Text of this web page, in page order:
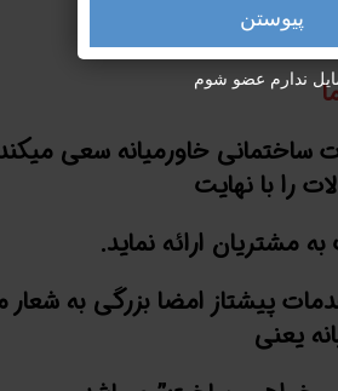
ساختمانی خاورمیانه سعی
را با نهایت
مشتریان ارائه نماید.
پیشتاز امضا بزرگی به شعار
یعنی
پیوستن
ندارم عضو شوم